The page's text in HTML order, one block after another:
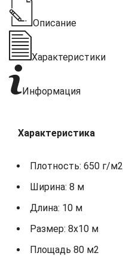
Описание
Характеристики
Информация
Характеристика
Плотность: 650 г/м2
Ширина: 8 м
Длина: 10 м
Размер: 8х10 м
Площадь 80 м2